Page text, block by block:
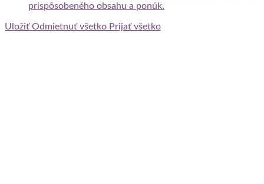
prispôsobeného obsahu a ponúk.
UložiťOdmietnuť všetko Prijať všetko